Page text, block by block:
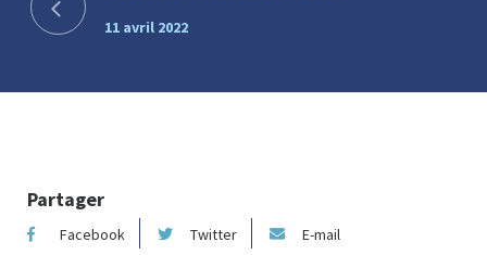
11 avril 2022
Partager
Facebook Twitter E-mail